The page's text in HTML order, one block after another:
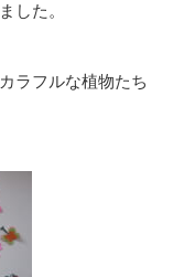
した。
ラフルな植物たち